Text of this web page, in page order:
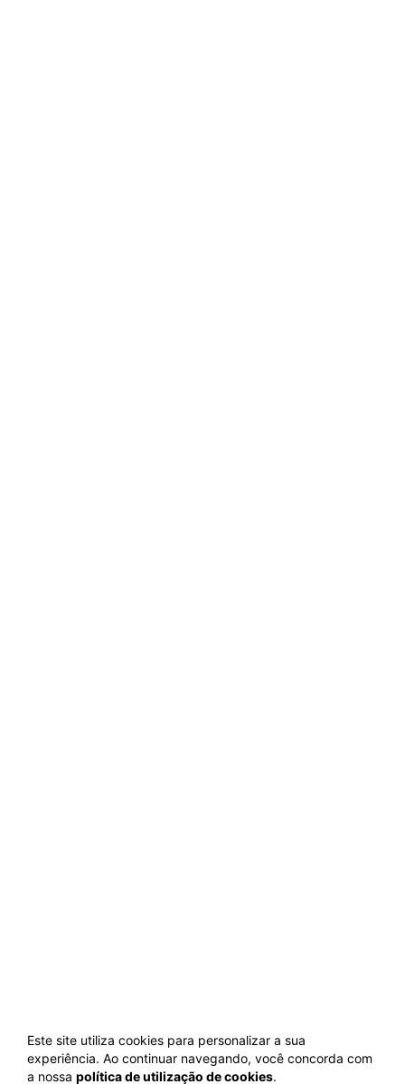
Este site utiliza cookies para personalizar a sua
experiência. Ao continuar navegando, você concorda com
a nossa política de utilização de cookies.